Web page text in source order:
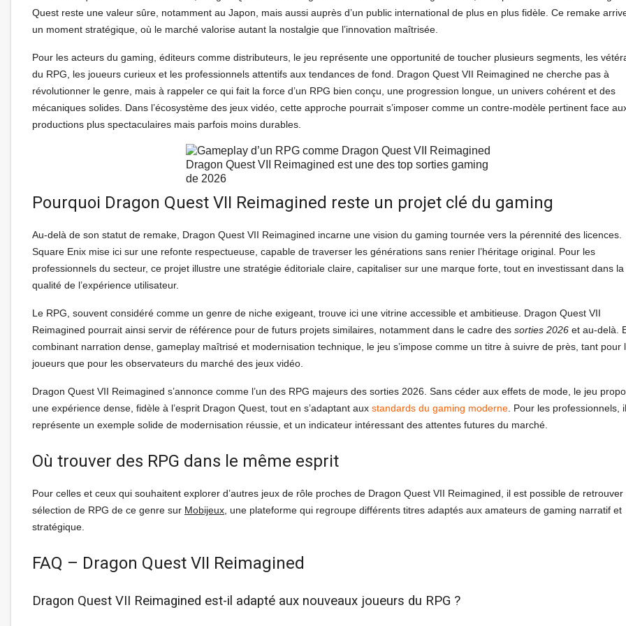
Quest reste une valeur sûre, notamment au Japon, mais aussi auprès d’un public international de plus en plus fidèle. Ce remake
un moment stratégique, où le marché valorise autant la nostalgie que l’innovation maîtrisée.
Pour les acteurs du gaming, éditeurs comme distributeurs, le jeu représente une opportunité de toucher plusieurs segments, les
du RPG, les joueurs curieux et les professionnels attentifs aux tendances de fond. Dragon Quest VII Reimagined ne cherche pas à
révolutionner le genre, mais à rappeler ce qui fait la force d’un RPG bien conçu, une progression longue, un univers cohérent et des
mécaniques solides. Dans l’écosystème des jeux vidéo, cette approche pourrait s’imposer comme un contre-modèle pertinent face
productions plus spectaculaires mais parfois moins durables.
Dragon Quest VII Reimagined est une des top sorties gaming
de 2026
Pourquoi Dragon Quest VII Reimagined reste un projet clé du gaming
Au-delà de son statut de remake, Dragon Quest VII Reimagined incarne une vision du gaming tournée vers la pérennité des licences.
Square Enix mise ici sur une refonte respectueuse, capable de traverser les générations sans renier l’héritage original. Pour les
professionnels du secteur, ce projet illustre une stratégie éditoriale claire, capitaliser sur une marque forte, tout en investissant dans la
qualité de l’expérience utilisateur.
Le RPG, souvent considéré comme un genre de niche exigeant, trouve ici une vitrine accessible et ambitieuse. Dragon Quest VII
Reimagined pourrait ainsi servir de référence pour de futurs projets similaires, notamment dans le cadre des sorties 2026 et au-delà.
combinant narration dense, gameplay maîtrisé et modernisation technique, le jeu s’impose comme un titre à suivre de près, tant pour
joueurs que pour les observateurs du marché des jeux vidéo.
Dragon Quest VII Reimagined s’annonce comme l’un des RPG majeurs des sorties 2026. Sans céder aux effets de mode, le jeu
une expérience dense, fidèle à l’esprit Dragon Quest, tout en s’adaptant aux standards du gaming moderne . Pour les professionnels, il
représente un exemple solide de modernisation réussie, et un indicateur intéressant des attentes futures du marché.
Où trouver des RPG dans le même esprit
Pour celles et ceux qui souhaitent explorer d’autres jeux de rôle proches de Dragon Quest VII Reimagined, il est possible de retrouver
sélection de RPG de ce genre sur Mobijeux , une plateforme qui regroupe différents titres adaptés aux amateurs de gaming narratif et
stratégique.
FAQ – Dragon Quest VII Reimagined
Dragon Quest VII Reimagined est-il adapté aux nouveaux joueurs du RPG ?